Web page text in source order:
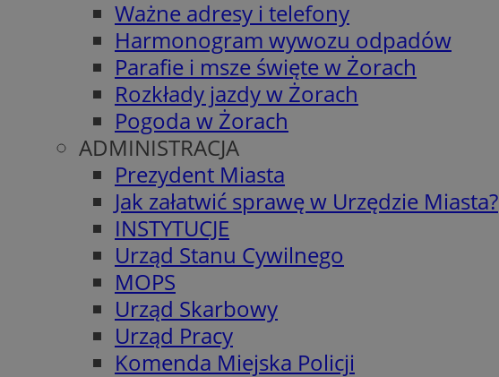
Ważne adresy i telefony
Harmonogram wywozu odpadów
Parafie i msze święte w Żorach
Rozkłady jazdy w Żorach
Pogoda w Żorach
ADMINISTRACJA
Prezydent Miasta
Jak załatwić sprawę w Urzędzie Miasta?
INSTYTUCJE
Urząd Stanu Cywilnego
MOPS
Urząd Skarbowy
Urząd Pracy
Komenda Miejska Policji